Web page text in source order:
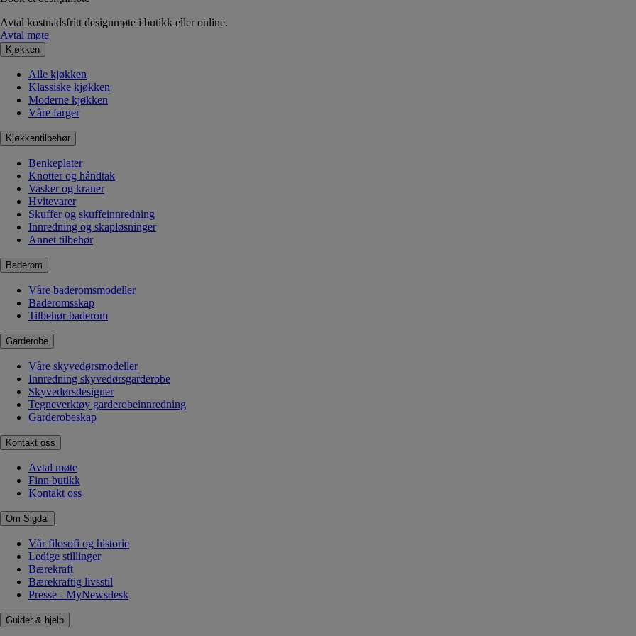
Avtal kostnadsfritt designmøte i butikk eller online.
Avtal møte
Kjøkken
Alle kjøkken
Klassiske kjøkken
Moderne kjøkken
Våre farger
Kjøkkentilbehør
Benkeplater
Knotter og håndtak
Vasker og kraner
Hvitevarer
Skuffer og skuffeinnredning
Innredning og skapløsninger
Annet tilbehør
Baderom
Våre baderomsmodeller
Baderomsskap
Tilbehør baderom
Garderobe
Våre skyvedørsmodeller
Innredning skyvedørsgarderobe
Skyvedørsdesigner
Tegneverktøy garderobeinnredning
Garderobeskap
Kontakt oss
Avtal møte
Finn butikk
Kontakt oss
Om Sigdal
Vår filosofi og historie
Ledige stillinger
Bærekraft
Bærekraftig livsstil
Presse - MyNewsdesk
Guider & hjelp